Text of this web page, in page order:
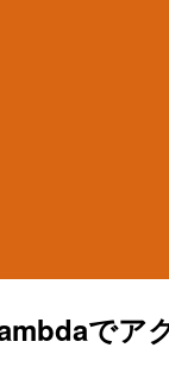
で